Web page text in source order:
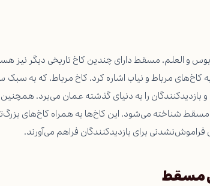
و العلم، مسقط دارای چندین کاخ تاریخی دیگر نیز
کاخ‌های مرباط و نیاب اشاره کرد. کاخ مرباط، که به
بازدیدکنندگان را به دنیای گذشته عمان می‌برد.
شناخته می‌شود. این کاخ‌ها به همراه کاخ‌های
برای بازدیدکنندگان فراهم می‌آورند.
مسقط